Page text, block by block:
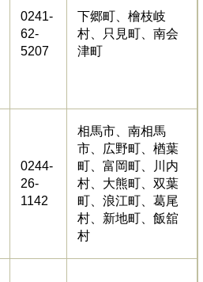
0241-
62-
5207
下郷町、檜枝岐
村、只見町、南会
津町
0244-
26-
1142
相馬市、南相馬
市、広野町、楢葉
町、富岡町、川内
村、大熊町、双葉
町、浪江町、葛尾
村、新地町、飯舘
村